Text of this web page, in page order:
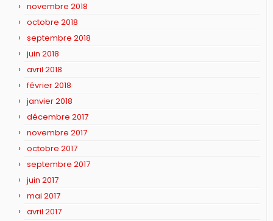
novembre 2018
octobre 2018
septembre 2018
juin 2018
avril 2018
février 2018
janvier 2018
décembre 2017
novembre 2017
octobre 2017
septembre 2017
juin 2017
mai 2017
avril 2017